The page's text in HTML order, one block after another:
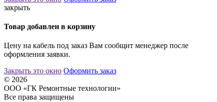
закрыть
Товар добавлен в корзину
Цену на кабель под заказ Вам сообщит менеджер после
оформления заявки.
Закрыть это окно Оформить заказ
© 2026
ООО «ГК Ремонтные технологии»
Все права защищены